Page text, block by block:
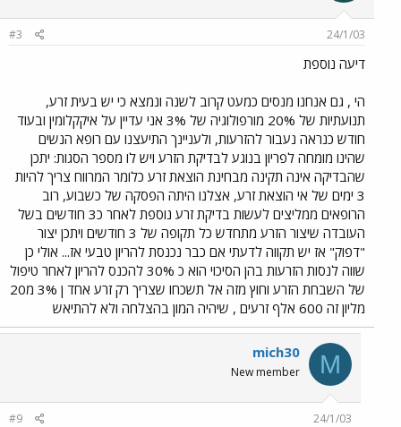
24/1/03
#3
דיעה נוספת
הי , גם אנחנו מנסים כמעט קרוב לשנה ונמצא כי יש בעית זרע,
תנועתיות של 20% מורפולוגיה של 3% אני עדיין על איקקלומין ובעוד
חודש כנראה נעבור להזרעות, ולעניינך התיעצנו עם רופא הנשים
שהינו מומחה לפריון בנוגע לבדיקת הזרע ויש לו מספר הסגות: יתכן
שהבדיקה אינה תקינה מבחינת הוצאת זרע כלומר המרווח צריך להיות
3 ימים של אי הוצאת זרע, אצלנו היתה הפסקה של כשבוע, רוב
הרופאים ממליצים לעשות בדיקת זרע נוספת לאחר כ3 חודשים בשל
העובדה שיצור הזרע מתחדש כל תקופה של 3 חודשים ויתכן יצור
"דפוק" אז יש תקווה לדעתי אם כבר נכנסת להריון טבעי אז... אולי כן
שווה לנסות הזרעות בהן הסיכוי הוא כ 30% להכנס להריון לאחר טיפול
של השבחת הזרע וחוץ מזה אל תשכחו שצריך רק זרע אחד ן 3% מ20
מליון זה 600 אלף זרעים , שיהיה המון בהצלחה ולא להתיאש
M
mich30
New member
24/1/03
#9